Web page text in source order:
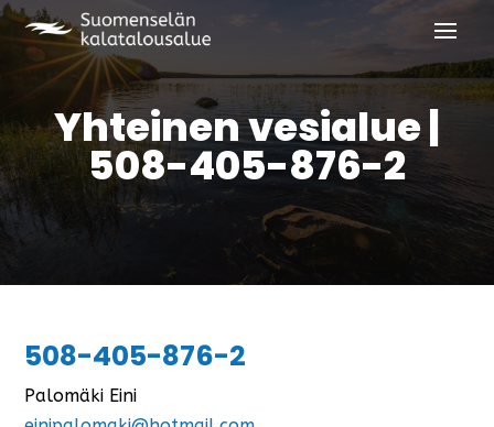
Yhteinen vesialue |
508-405-876-2
508-405-876-2
Palomäki Eini